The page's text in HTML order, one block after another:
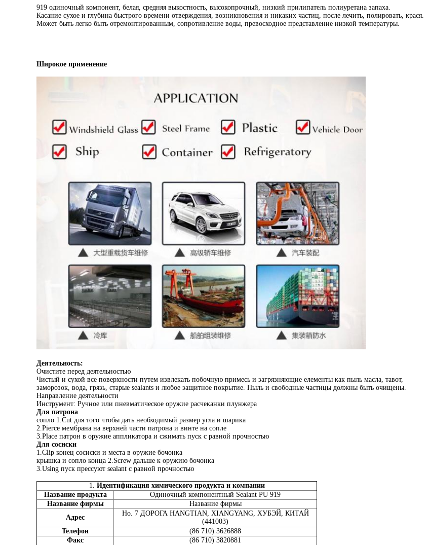
919 одиночный компонент, белая, средняя выкостность, высокопрочный, низкий прилипатель полиуретана запаха.
Касание сухое и глубина быстрого времени отверждения, возникновения и никаких частиц, после лечить, полировать, крася.
Может быть легко быть отремонтированным, сопротивление воды, превосходное представление низкой температуры.
Широкое применение
Деятельность:
Очистите перед деятельностью
Чистый и сухой все поверхности путем извлекать побочную примесь и загрязняющие елементы как пыль масла, тавот,
заморозок, вода, грязь, старые sealants и любое защитное покрытие. Пыль и свободные частицы должны быть очищены.
Направление деятельности
Инструмент: Ручное или пневматическое оружие расчеканки плунжера
Для патрона
сопло 1.Cut для того чтобы дать необходимый размер угла и шарика
2.Pierce мембрана на верхней части патрона и винте на сопле
3.Place патрон в оружие аппликатора и сжимать пуск с равной прочностью
Для сосиски
1.Clip конец сосиски и места в оружие бочонка
крышка и сопло конца 2.Screw дальше к оружию бочонка
3.Using пуск прессуют sealant с равной прочностью
1. Идентификация химического продукта и компании
Название продукта
Одиночный компонентный Sealant PU 919
Название фирмы
Название фирмы
Адрес
Но. 7 ДОРОГА HANGTIAN, XIANGYANG, ХУБЭЙ, КИТАЙ
(441003)
Телефон
(86 710) 3626888
Факс
(86 710) 3820881